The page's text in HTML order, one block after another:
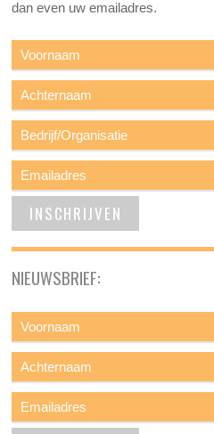
dan even uw emailadres.
NIEUWSBRIEF: